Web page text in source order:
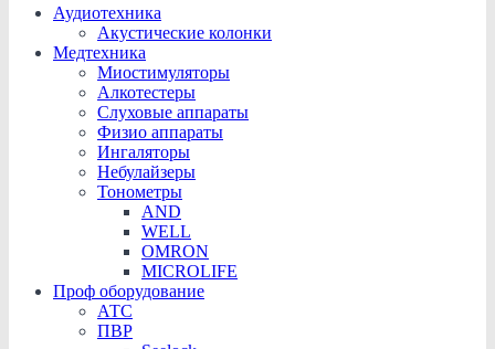
Аудиотехника
Акустические колонки
Медтехника
Миостимуляторы
Алкотестеры
Слуховые аппараты
Физио аппараты
Ингаляторы
Небулайзеры
Тонометры
AND
WELL
OMRON
MICROLIFE
Проф оборудование
АТС
ПВР